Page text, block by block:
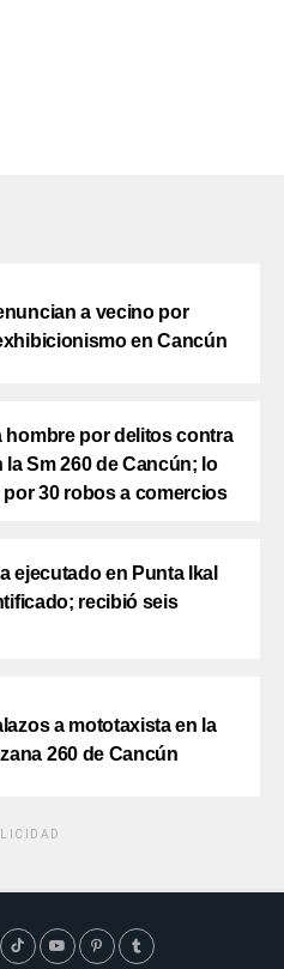
a vecino por
en Cancún
hombre por delitos contra
la Sm 260 de Cancún; lo
30 robos a comercios
ejecutado en Punta Ikal
recibió seis
a mototaxista en la
260 de Cancún